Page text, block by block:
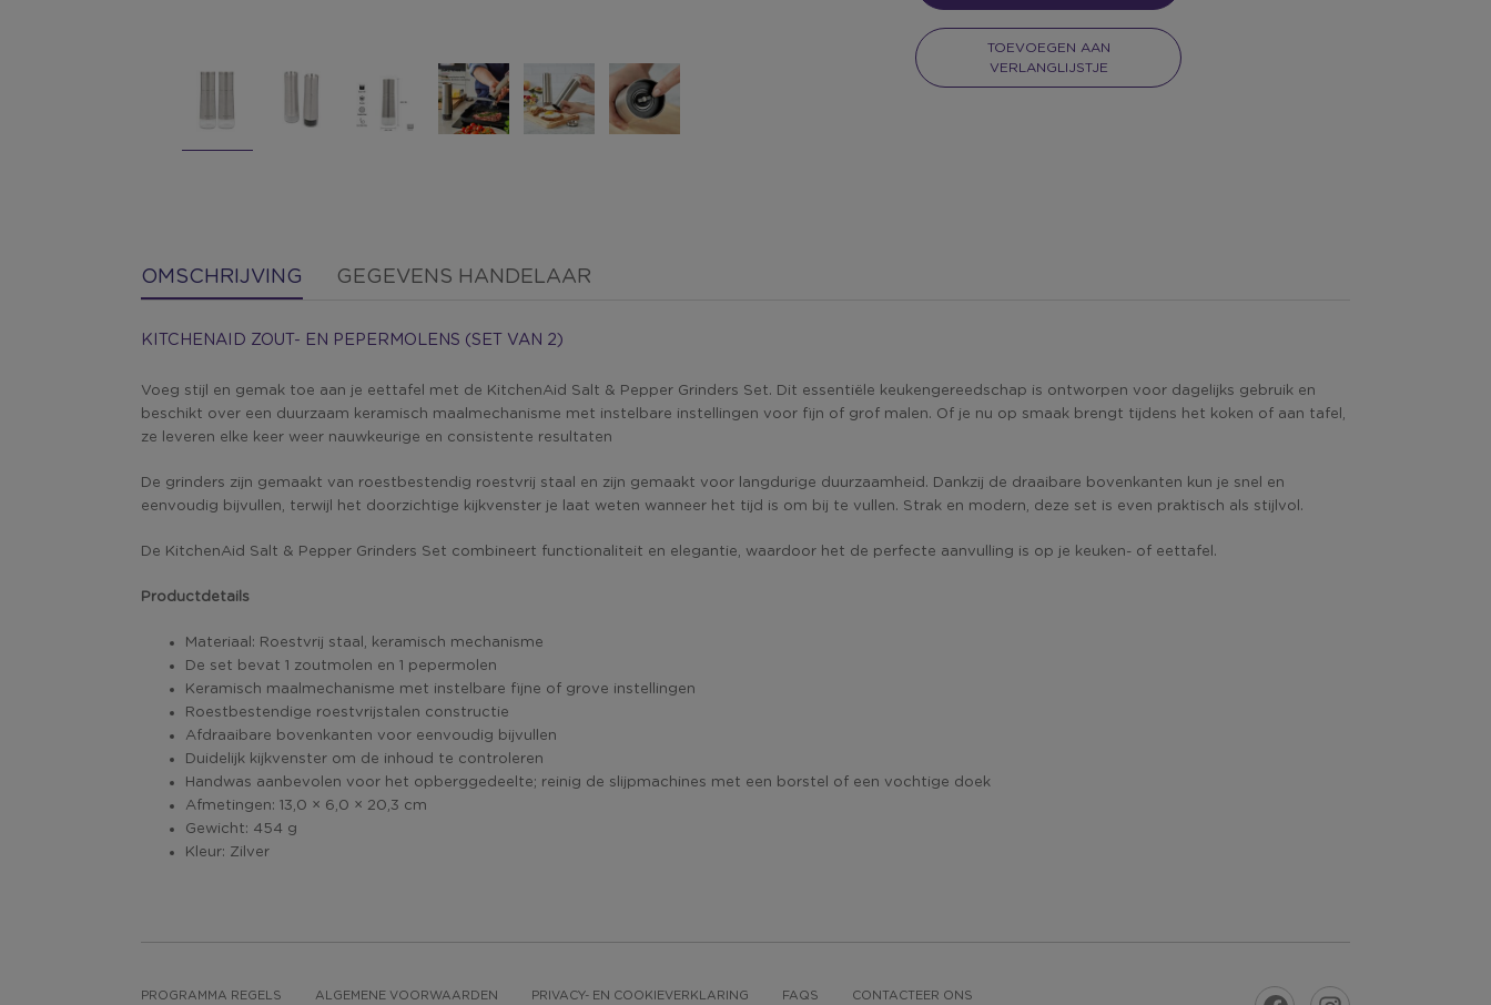
TOEVOEGEN AAN
VERLANGLIJSTJE
OMSCHRIJVING GEGEVENS HANDELAAR
KITCHENAID ZOUT- EN PEPERMOLENS (SET VAN 2)
Voeg stijl en gemak toe aan je eettafel met de KitchenAid Salt & Pepper Grinders Set. Dit essentiële keukengereedschap is ontworpen voor dagelijks gebruik en
beschikt over een duurzaam keramisch maalmechanisme met instelbare instellingen voor fijn of grof malen. Of je nu op smaak brengt tijdens het koken of aan tafel,
ze leveren elke keer weer nauwkeurige en consistente resultaten
De grinders zijn gemaakt van roestbestendig roestvrij staal en zijn gemaakt voor langdurige duurzaamheid. Dankzij de draaibare bovenkanten kun je snel en
eenvoudig bijvullen, terwijl het doorzichtige kijkvenster je laat weten wanneer het tijd is om bij te vullen. Strak en modern, deze set is even praktisch als stijlvol.
De KitchenAid Salt & Pepper Grinders Set combineert functionaliteit en elegantie, waardoor het de perfecte aanvulling is op je keuken- of eettafel.
Productdetails
Materiaal: Roestvrij staal, keramisch mechanisme
De set bevat 1 zoutmolen en 1 pepermolen
Keramisch maalmechanisme met instelbare fijne of grove instellingen
Roestbestendige roestvrijstalen constructie
Afdraaibare bovenkanten voor eenvoudig bijvullen
Duidelijk kijkvenster om de inhoud te controleren
Handwas aanbevolen voor het opberggedeelte; reinig de slijpmachines met een borstel of een vochtige doek
Afmetingen: 13,0 × 6,0 × 20,3 cm
Gewicht: 454 g
Kleur: Zilver
PROGRAMMA REGELS ALGEMENE VOORWAARDEN PRIVACY- EN COOKIEVERKLARING FAQS CONTACTEER ONS